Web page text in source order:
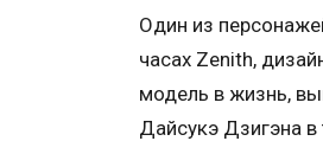
Один из
часах Zenith,
модель в жизнь,
Дайсукэ Дзигэна